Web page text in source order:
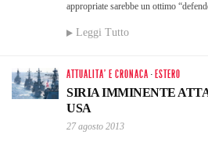
appropriate sarebbe un ottimo
Leggi Tutto
ATTUALITA' E CRONACA · ESTERO
SIRIA IMMINENTE
USA
27 agosto 2013